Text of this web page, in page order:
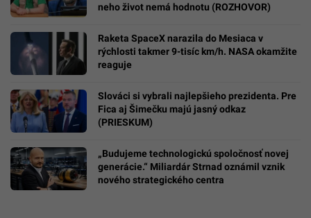
neho život nemá hodnotu (ROZHOVOR)
Raketa SpaceX narazila do Mesiaca v
rýchlosti takmer 9-tisíc km/h. NASA okamžite
reaguje
Slováci si vybrali najlepšieho prezidenta. Pre
Fica aj Šimečku majú jasný odkaz
(PRIESKUM)
„Budujeme technologickú spoločnosť novej
generácie.“ Miliardár Strnad oznámil vznik
nového strategického centra